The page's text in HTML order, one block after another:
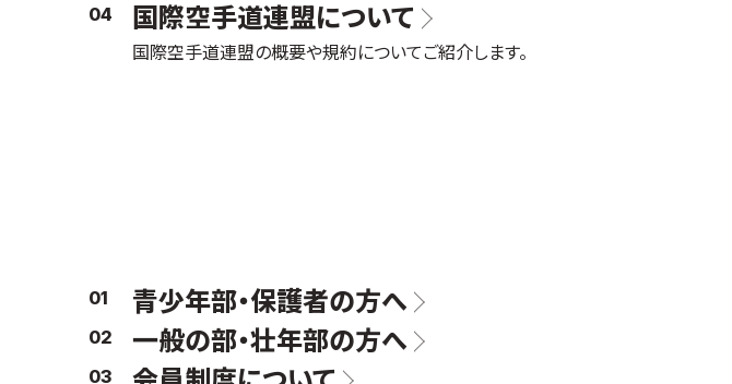
04
国際空手道連盟について
国際空手道連盟の概要や規約についてご紹介します。
01 青少年部・保護者の方へ
02 一般の部・壮年部の方へ
03